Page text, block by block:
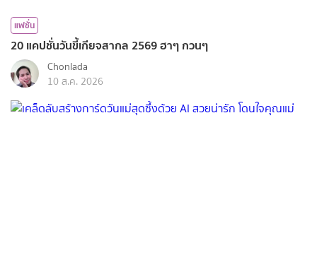
แฟชั่น
20 แคปชั่นวันขี้เกียจสากล 2569 ฮาๆ กวนๆ
Chonlada
10 ส.ค. 2026